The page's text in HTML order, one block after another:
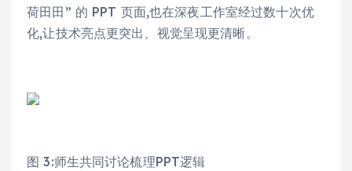
荷田田” 的 PPT 页面,也在深夜工作室经过数十次优
化,让技术亮点更突出、视觉呈现更清晰。
图 3:师生共同讨论梳理PPT逻辑